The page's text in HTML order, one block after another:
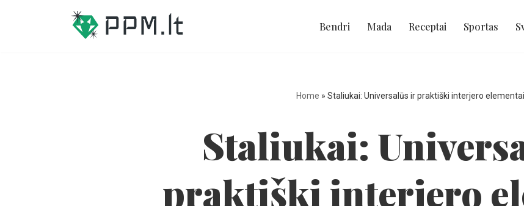
Bendri Mada Receptai Sportas
Home » Staliukai: Universalūs ir praktiški interjero elementai
Staliukai:
praktiški interjero